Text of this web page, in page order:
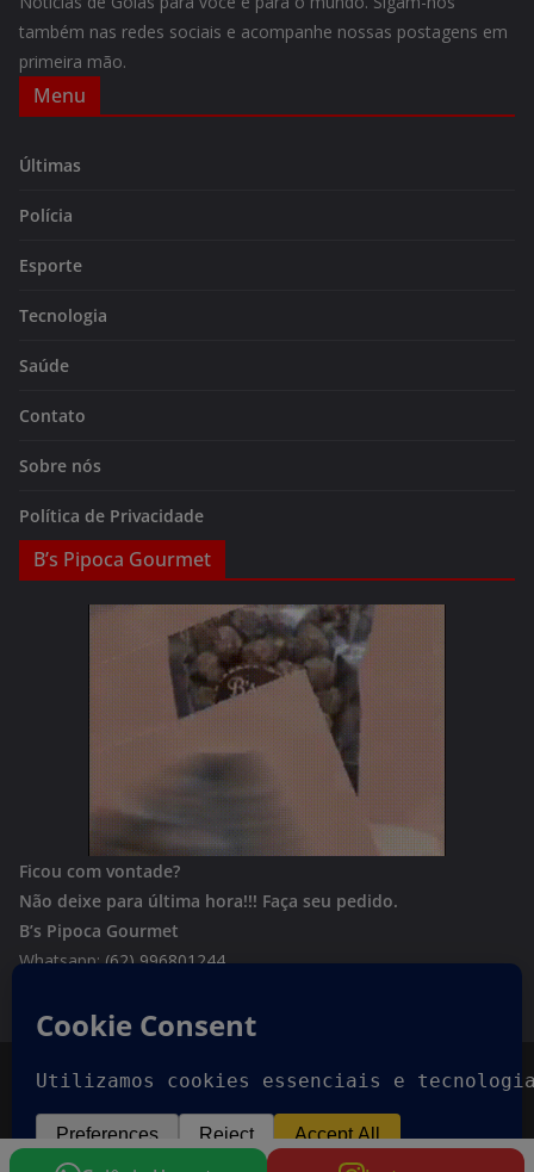
também nas redes sociais e acompanhe nossas postagens em
primeira mão.
Menu
Últimas
Polícia
Esporte
Tecnologia
Saúde
Contato
Sobre nós
Política de Privacidade
B’s Pipoca Gourmet
Ficou com vontade?
Não deixe para última hora!!! Faça seu pedido.
B’s Pipoca Gourmet
Whatsapp:(62) 996801244
Copyright © 2026Goiania Urgente. Todos os direitos
reservados.